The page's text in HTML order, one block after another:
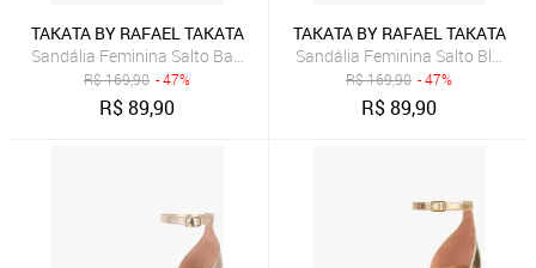
TAKATA BY RAFAEL TAKATA
Sandália Feminina Salto Baixo Bloco Grosso Casual Confortável
R$169,90 - 47%
R$89,90
TAKATA BY RAFAEL TAKATA
Sandália Feminina Salto Bloco
R$169,90 - 47%
R$89,90